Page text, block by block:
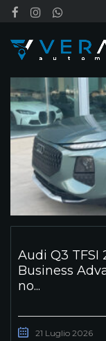
Audi Q3 TFSI
Business
no...
21 Luglio 2026